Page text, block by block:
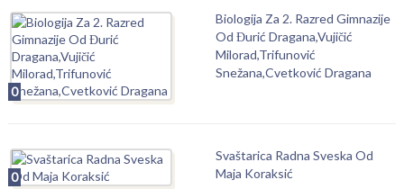
0
Biologija Za 2. Razred Gimnazije
Od Đurić Dragana,Vujičić
Milorad,Trifunović
Snežana,Cvetković Dragana
0
Svaštarica Radna Sveska Od
Maja Koraksić